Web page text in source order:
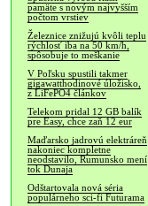
pamäte s novým najvyšším
počtom vrstiev
Železnice znižujú kvôli teplu
rýchlosť iba na 50 km/h,
spôsobuje to meškanie
V Poľsku spustili takmer
gigawatthodinové úložisko,
z LiFePO4 článkov
Telekom pridal 12 GB balík
pre Easy, chce zaň 12 eur
Maďarsko jadrovú elektráreň
nakoniec kompletne
neodstavilo, Rumunsko mení
tok Dunaja
Odštartovala nová séria
populárneho sci-fi Futurama